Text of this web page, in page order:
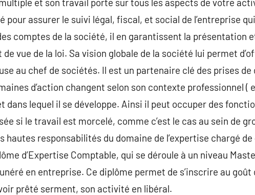
pour assurer le suivi légal, fiscal, et social de l’entreprise qui
comptes de la société, il en garantissent la présentation
vue de la loi. Sa vision globale de la société lui permet
au chef de sociétés. Il est un partenaire clé des prises de
d’action changent selon son contexte professionnel (
dans lequel il se développe. Ainsi il peut occuper des
si le travail est morcelé, comme c’est le cas au sein de
hautes responsabilités du domaine de l’expertise chargé
d’Expertise Comptable, qui se déroule à un niveau
en entreprise. Ce diplôme permet de s’inscrire au goût
prêté serment, son activité en libéral.